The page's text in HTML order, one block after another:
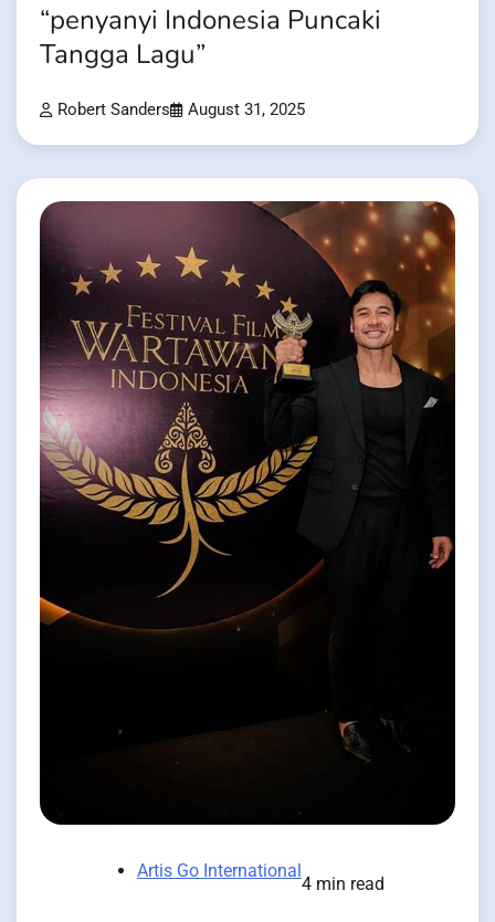
“penyanyi Indonesia Puncaki
Tangga Lagu”
Robert Sanders August 31, 2025
Artis Go International
4 min read